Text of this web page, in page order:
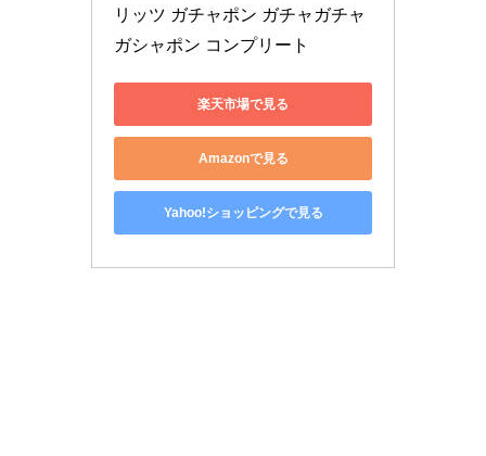
リッツ ガチャポン ガチャガチャ
ガシャポン コンプリート
楽天市場で見る
Amazonで見る
Yahoo!ショッピングで見る